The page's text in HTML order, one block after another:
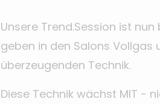
Unsere Trend.Session ist
geben in den Salons Vollgas
überzeugenden Technik.
Diese Technik wächst MIT -